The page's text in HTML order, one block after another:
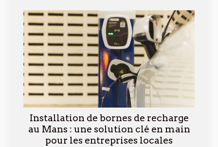
Installation de bornes de recharge
au Mans : une solution clé en main
pour les entreprises locales